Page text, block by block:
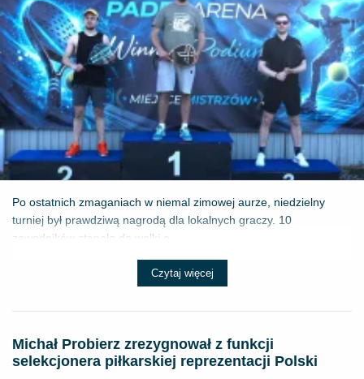
Po ostatnich zmaganiach w niemal zimowej aurze, niedzielny
turniej był prawdziwą nagrodą dla lokalnych graczy. 10
zawodników stanęło do walki o ...
Czytaj więcej
Michał Probierz zrezygnował z funkcji
selekcjonera piłkarskiej reprezentacji Polski